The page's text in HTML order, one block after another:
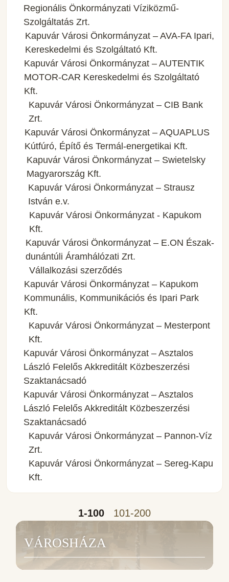
Regionális Önkormányzati Víziközmű-
Szolgáltatás Zrt.
Kapuvár Városi Önkormányzat – AVA-FA Ipari,
Kereskedelmi és Szolgáltató Kft.
Kapuvár Városi Önkormányzat – AUTENTIK
MOTOR-CAR Kereskedelmi és Szolgáltató
Kft.
Kapuvár Városi Önkormányzat – CIB Bank
Zrt.
Kapuvár Városi Önkormányzat – AQUAPLUS
Kútfúró, Építő és Termál-energetikai Kft.
Kapuvár Városi Önkormányzat – Swietelsky
Magyarország Kft.
Kapuvár Városi Önkormányzat – Strausz
István e.v.
Kapuvár Városi Önkormányzat - Kapukom
Kft.
Kapuvár Városi Önkormányzat – E.ON Észak-
dunántúli Áramhálózati Zrt.
Vállalkozási szerződés
Kapuvár Városi Önkormányzat – Kapukom
Kommunális, Kommunikációs és Ipari Park
Kft.
Kapuvár Városi Önkormányzat – Mesterpont
Kft.
Kapuvár Városi Önkormányzat – Asztalos
László Felelős Akkreditált Közbeszerzési
Szaktanácsadó
Kapuvár Városi Önkormányzat – Asztalos
László Felelős Akkreditált Közbeszerzési
Szaktanácsadó
Kapuvár Városi Önkormányzat – Pannon-Víz
Zrt.
Kapuvár Városi Önkormányzat – Sereg-Kapu
Kft.
1-100 101-200
VÁROSHÁZA